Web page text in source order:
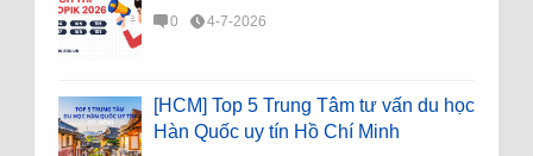
0 4-7-2026
[HCM] Top 5 Trung Tâm tư vấn du học
Hàn Quốc uy tín Hồ Chí Minh